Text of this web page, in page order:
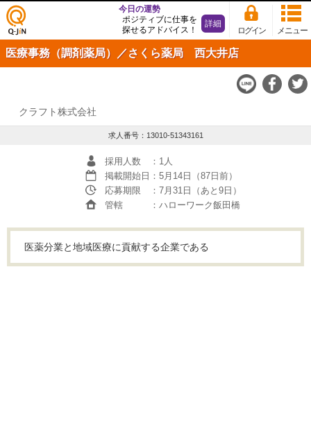
仕事
探し
の求
Q-JiN
メニュー
ログイン
今日の運勢
ポジティブに仕事を
探せるアドバイス！
詳細
医療事務（調剤薬局）／さくら薬局 西大井店
クラフト株式会社
求人番号：13010-51343161
採用人数
：1人
掲載開始日 ：5月14日（87日前）
応募期限
：7月31日（あと9日）
管轄
：ハローワーク飯田橋
医薬分業と地域医療に貢献する企業である